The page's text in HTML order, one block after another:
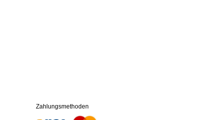
Zahlungsmethoden